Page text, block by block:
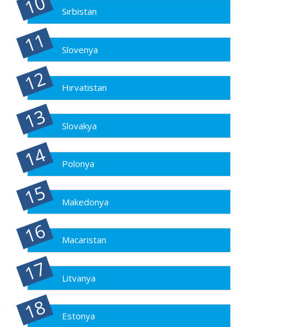
Sırbistan
Slovenya
Hırvatistan
Slovakya
Polonya
Makedonya
Macaristan
Litvanya
Estonya